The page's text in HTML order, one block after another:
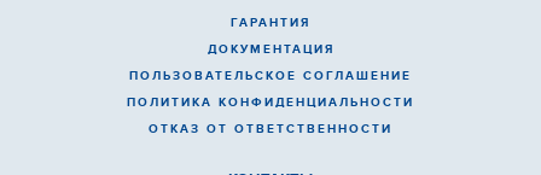
ГАРАНТИЯ
ДОКУМЕНТАЦИЯ
ПОЛЬЗОВАТЕЛЬСКОЕ СОГЛАШЕНИЕ
ПОЛИТИКА КОНФИДЕНЦИАЛЬНОСТИ
ОТКАЗ ОТ ОТВЕТСТВЕННОСТИ